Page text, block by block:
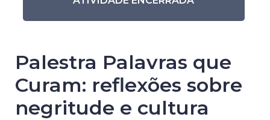
Palestra Palavras que
Curam: reflexões sobre
negritude e cultura